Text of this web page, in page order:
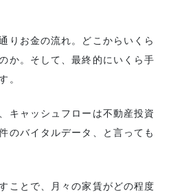
りお金の流れ。どこからいくら
か。そして、最終的にいくら手
。
キャッシュフローは不動産投資
のバイタルデータ、と言っても
ことで、月々の家賃がどの程度